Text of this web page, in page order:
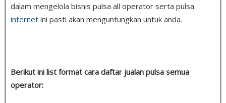
dalam mengelola bisnis pulsa all operator serta pulsa
internet ini pasti akan menguntungkan untuk anda.
Berikut ini list format cara daftar jualan pulsa semua
operator: